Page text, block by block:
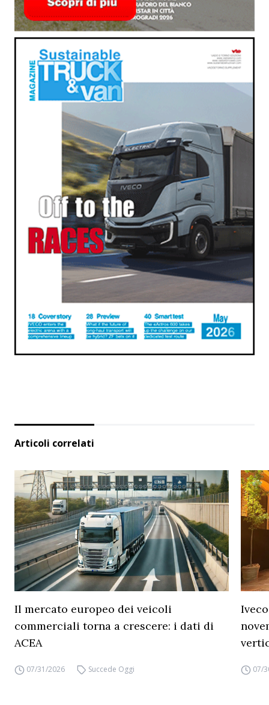
Articoli correlati
Il mercato europeo dei veicoli
commerciali torna a crescere: i dati di
ACEA
07/31/2026 Succede Oggi 07/